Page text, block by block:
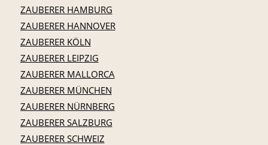
ZAUBERER HAMBURG
ZAUBERER HANNOVER
ZAUBERER KÖLN
ZAUBERER LEIPZIG
ZAUBERER MALLORCA
ZAUBERER MÜNCHEN
ZAUBERER NÜRNBERG
ZAUBERER SALZBURG
ZAUBERER SCHWEIZ